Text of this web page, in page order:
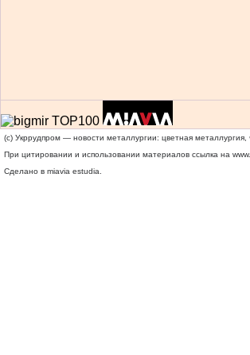
(c) Укррудпром — новости металлургии: цветная
При цитировании и использовании материалов ссылка на
Сделано в miavia estudia.